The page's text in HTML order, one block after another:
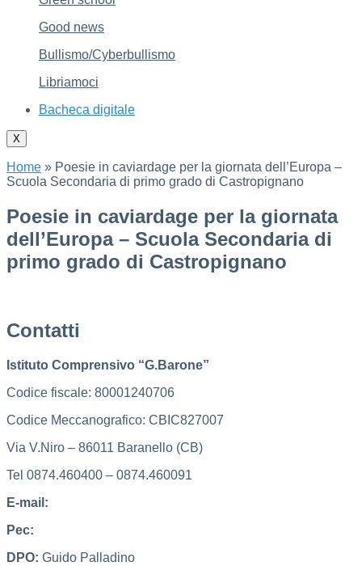
Good news
Bullismo/Cyberbullismo
Libriamoci
Bacheca digitale
X
Home » Poesie in caviardage per la giornata dell’Europa –
Scuola Secondaria di primo grado di Castropignano
Poesie in caviardage per la giornata
dell’Europa – Scuola Secondaria di
primo grado di Castropignano
Contatti
Istituto Comprensivo “G.Barone”
Codice fiscale: 80001240706
Codice Meccanografico: CBIC827007
Via V.Niro – 86011 Baranello (CB)
Tel 0874.460400 – 0874.460091
E-mail:
Pec:
DPO: Guido Palladino